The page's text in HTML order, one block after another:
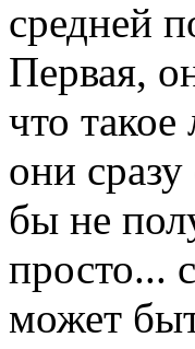
средней
Первая,
что
они
бы не
просто...
может